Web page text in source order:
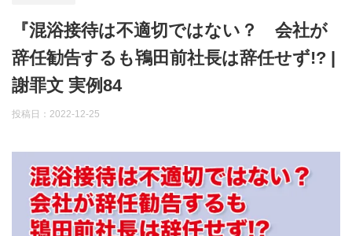
『混浴接待は不適切ではない？ 会社が
辞任勧告するも鴇田前社長は辞任せず!? |
謝罪文 実例84
投稿日： 2022-12-25